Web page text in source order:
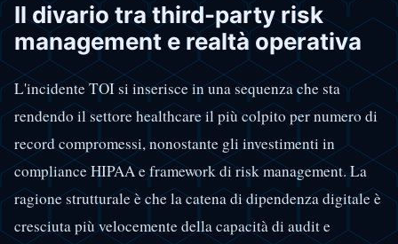
Il divario tra third-party risk
management e realtà operativa
L'incidente TOI si inserisce in una sequenza che sta
rendendo il settore healthcare il più colpito per numero di
record compromessi, nonostante gli investimenti in
compliance HIPAA e framework di risk management. La
ragione strutturale è che la catena di dipendenza digitale è
cresciuta più velocemente della capacità di audit e